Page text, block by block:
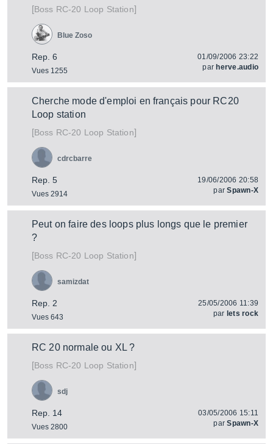
[Boss RC-20 Loop Station]
Rep. 6
Vues 1255
Blue Zoso
01/09/2006 23:22
par herve.audio
Cherche mode d'emploi en français pour RC20
Loop station
[Boss RC-20 Loop Station]
Rep. 5
Vues 2914
cdrcbarre
19/06/2006 20:58
parSpawn-X
Peut on faire des loops plus longs que le premier
?
[Boss RC-20 Loop Station]
Rep. 2
Vues 643
samizdat
25/05/2006 11:39
par lets rock
RC 20 normale ou XL ?
[Boss RC-20 Loop Station]
Rep. 14
Vues 2800
sdj
03/05/2006 15:11
parSpawn-X